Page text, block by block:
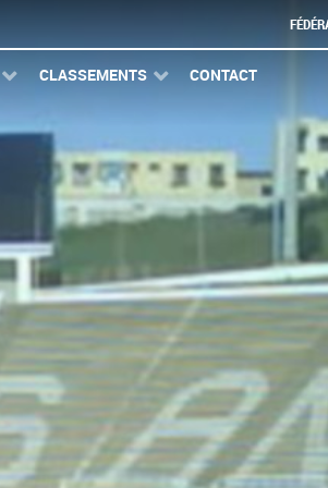
CLASSEMENTS CONTACT